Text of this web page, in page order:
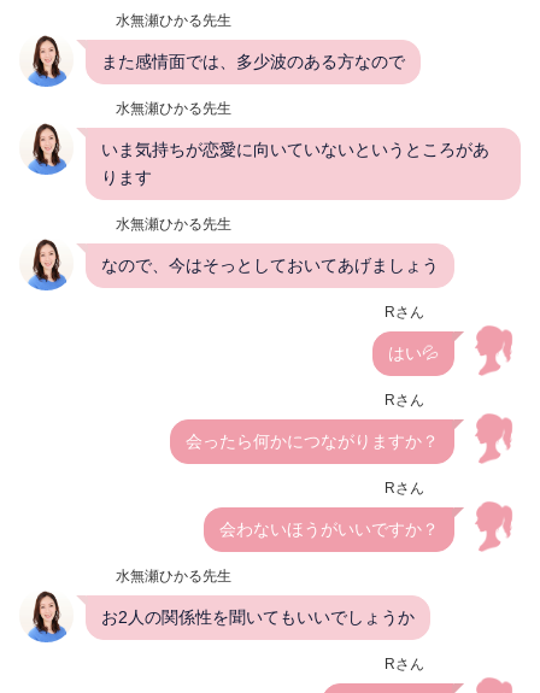
水無瀬ひかる先生
また感情面では、多少波のある方なので
水無瀬ひかる先生
いま気持ちが恋愛に向いていないというところがあ
ります
水無瀬ひかる先生
なので、今はそっとしておいてあげましょう
Rさん
はい💦
Rさん
会ったら何かにつながりますか？
Rさん
会わないほうがいいですか？
水無瀬ひかる先生
お2人の関係性を聞いてもいいでしょうか
Rさん